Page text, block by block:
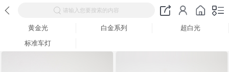
请输入您要搜索的内容
黄金光 白金系列
超白光
标准车灯